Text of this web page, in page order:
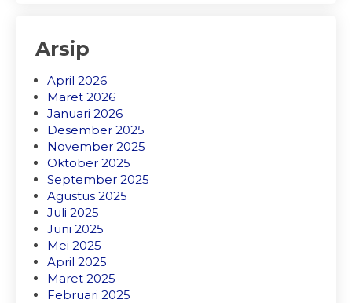
Arsip
April 2026
Maret 2026
Januari 2026
Desember 2025
November 2025
Oktober 2025
September 2025
Agustus 2025
Juli 2025
Juni 2025
Mei 2025
April 2025
Maret 2025
Februari 2025